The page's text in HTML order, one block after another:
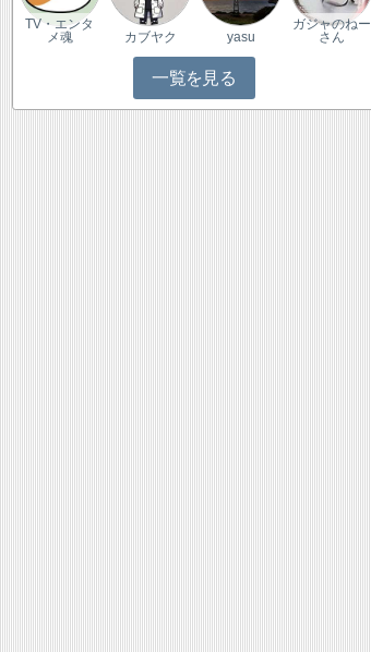
TV・エンタ
メ魂
カブヤク yasu
ガジャのねー
さん
一覧を見る